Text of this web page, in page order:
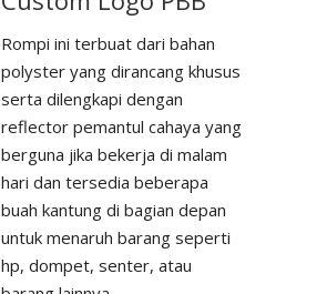
Rompi ini terbuat dari bahan
polyster yang dirancang khusus
serta dilengkapi dengan
reflector pemantul cahaya yang
berguna jika bekerja di malam
hari dan tersedia beberapa
buah kantung di bagian depan
untuk menaruh barang seperti
hp, dompet, senter, atau